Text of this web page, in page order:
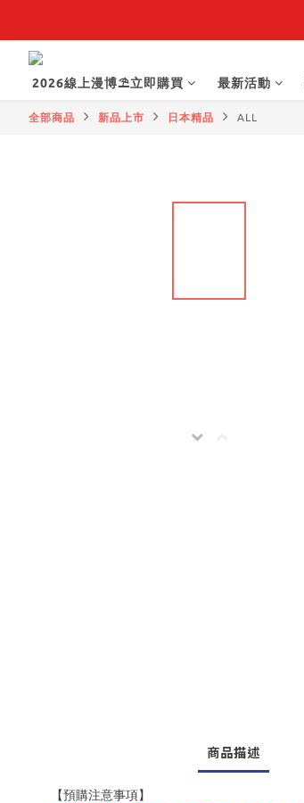
2026線上漫博⛱️立即購買
最新活動
全部商品 新品上市 日本精品 ALL
商品描述
【預購注意事項】